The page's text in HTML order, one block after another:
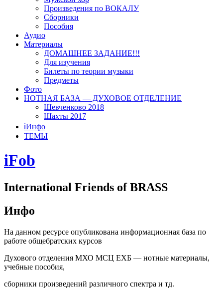
Произведения по ВОКАЛУ
Сборники
Пособия
Аудио
Материалы
ДОМАШНЕЕ ЗАДАНИЕ!!!
Для изучения
Билеты по теории музыки
Предметы
Фото
НОТНАЯ БАЗА — ДУХОВОЕ ОТДЕЛЕНИЕ
Шевченково 2018
Шахты 2017
ℹ️Инфо
ТЕМЫ
iFob
International Friends of BRASS
Инфо
На данном ресурсе опубликована информационная база по
работе общебратских курсов
Духового отделения МХО МСЦ ЕХБ — нотные материалы,
учебные пособия,
сборники произведений различного спектра и тд.